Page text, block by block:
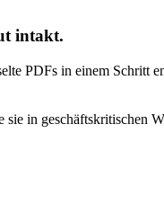
intakt.
PDFs in einem Schritt
in